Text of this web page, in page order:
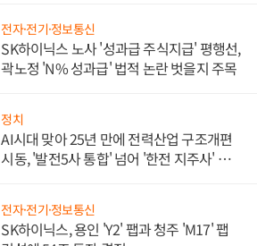
전자·전기·정보통신
SK하이닉스 노사 '성과급 주식지급' 평행선,
곽노정 'N% 성과급' 법적 논란 벗을지 주목
정치
AI시대 맞아 25년 만에 전력산업 구조개편
시동, '발전5사 통합' 넘어 '한전 지주사' 재편
전자·전기·정보통신
SK하이닉스, 용인 'Y2' 팹과 청주 'M17' 팹